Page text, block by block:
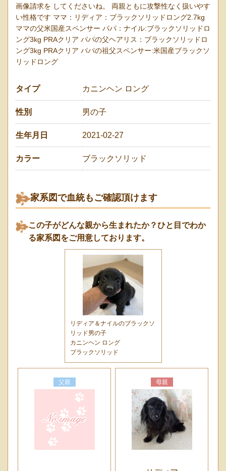
画像請求を してくださいね。 両親ともに攻撃性なく扱いやす
い性格です ママ：リディア：ブラックソリッドロング2.7kg
ママの父米国産スペンサー パパ：ナイル:ブラックソリッドロ
ング3kg PRAクリア パパの父ヘアリス：ブラックソリッドロ
ング3kg PRAクリア パパの祖父スペンサー:米国産ブラックソ
リッドロング
タイプ カニンヘン ロング
性別 男の子
生年月日 2021-02-27
カラー ブラックソリッド
家系図で血統もご確認頂けます
この子がどんな親から生まれたか？ひと目でわか
る家系図をご用意しております。
リディア＆ナイルのブラックソ
リッド男の子
カニンヘン ロング
ブラックソリッド
父親 母親